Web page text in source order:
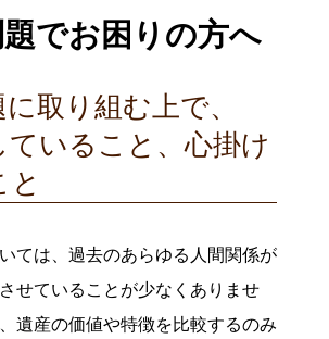
でお困りの方へ
取り組む上で、
ていること、心掛け
と
ては、過去のあらゆる人間関係が
せていることが少なくありませ
遺産の価値や特徴を比較するのみ